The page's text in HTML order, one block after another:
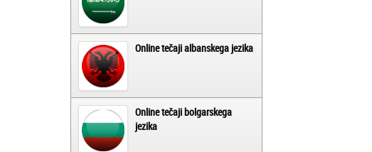
Online tečaji albanskega jezika
Online tečaji bolgarskega
jezika